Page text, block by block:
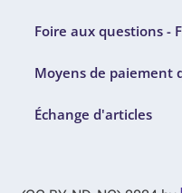
Foire aux questions -
Moyens de paiement
Échange d'articles